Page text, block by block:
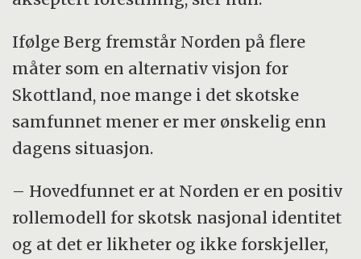
Ifølge Berg fremstår Norden på flere
måter som en alternativ visjon for
Skottland, noe mange i det skotske
samfunnet mener er mer ønskelig enn
dagens situasjon.
– Hovedfunnet er at Norden er en positiv
rollemodell for skotsk nasjonal identitet
og at det er likheter og ikke forskjeller,